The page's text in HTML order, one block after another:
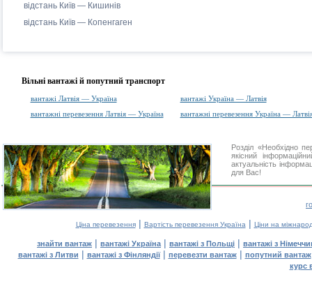
відстань Київ — Кишинів
відстань Київ — Копенгаген
Вільні вантажі й попутний транспорт
вантажі Латвія — Україна
вантажі Україна — Латвія
вантажні перевезення Латвія — Україна
вантажні перевезення Україна —
Розділ «Необхідно
якісний
актуальність
для Вас!
Ціна перевезення| Вартість перевезення Україна | Ціни на
знайти вантаж | вантажі Україна | вантажі з Польщі | вантажі з
вантажі з Литви | вантажі з Фінляндії| перевезти вантаж| попутний вантаж
курс